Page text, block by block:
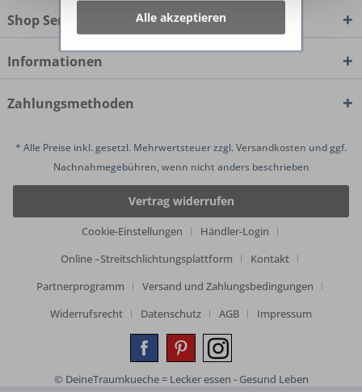
Shop Service
Informationen
Zahlungsmethoden
* Alle Preise inkl. gesetzl. Mehrwertsteuer zzgl.Versandkosten und ggf.
Nachnahmegebühren, wenn nicht anders beschrieben
Vertrag widerrufen
Cookie-Einstellungen
Händler-Login
Online –Streitschlichtungsplattform
Kontakt
Partnerprogramm
Versand und Zahlungsbedingungen
Widerrufsrecht
Datenschutz AGB Impressum
© DeineTraumkueche = Lecker essen - Gesund Leben
Alle akzeptieren